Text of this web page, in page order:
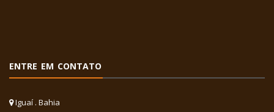
ENTRE EM CONTATO
Iguaí . Bahia